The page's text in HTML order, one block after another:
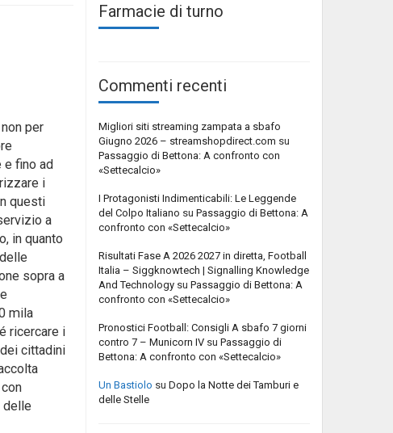
per
e fino ad
i
questi
a
in quanto
sopra a
mila
ricercare i
cittadini
delle
Farmacie di turno
Commenti recenti
Migliori siti streaming zampata a sbafo
Giugno 2026 – streamshopdirect.com su
Passaggio di Bettona: A confronto con
«Settecalcio»
I Protagonisti Indimenticabili: Le Leggende
del Colpo Italiano su Passaggio di Bettona: A
confronto con «Settecalcio»
Risultati Fase A 2026 2027 in diretta, Football
Italia – Siggknowtech | Signalling Knowledge
And Technology su Passaggio di Bettona: A
confronto con «Settecalcio»
Pronostici Football: Consigli A sbafo 7 giorni
contro 7 – Municorn IV su Passaggio di
Bettona: A confronto con «Settecalcio»
Un Bastiolo su Dopo la Notte dei Tamburi e
delle Stelle